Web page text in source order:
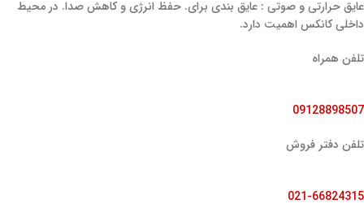
عایق حرارتی و صوتی : عایق ‌بندی برای. حفظ انرژی و کاهش صدا. در محیط
داخلی کانکس اهمیت دارد.
تلفن همراه
09128898507
تلفن دفتر فروش
021-66824315